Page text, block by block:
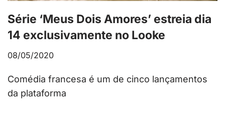
Série ‘Meus Dois Amores’ estreia dia
14 exclusivamente no Looke
08/05/2020
Comédia francesa é um de cinco lançamentos
da plataforma